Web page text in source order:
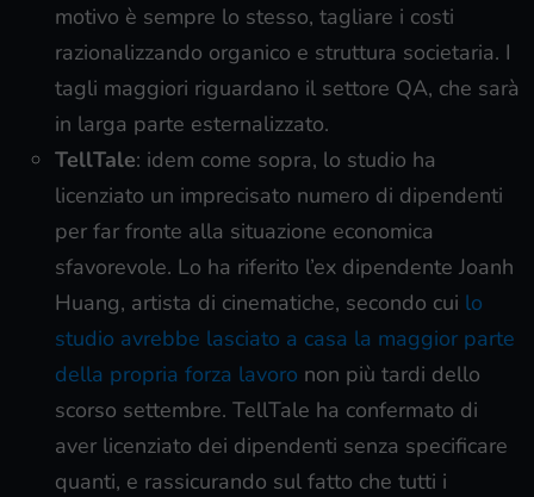
motivo è sempre lo stesso, tagliare i costi
razionalizzando organico e struttura societaria. I
tagli maggiori riguardano il settore QA, che sarà
in larga parte esternalizzato.
TellTale: idem come sopra, lo studio ha
licenziato un imprecisato numero di dipendenti
per far fronte alla situazione economica
sfavorevole. Lo ha riferito l’ex dipendente Joanh
Huang, artista di cinematiche, secondo cui lo
studio avrebbe lasciato a casa la maggior parte
della propria forza lavoro non più tardi dello
scorso settembre. TellTale ha confermato di
aver licenziato dei dipendenti senza specificare
quanti, e rassicurando sul fatto che tutti i